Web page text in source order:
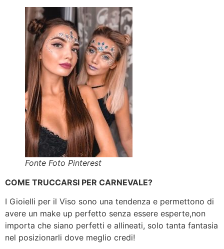
Fonte Foto Pinterest
COME TRUCCARSI PER CARNEVALE?
I Gioielli per il Viso sono una tendenza e permettono di
avere un make up perfetto senza essere esperte,non
importa che siano perfetti e allineati, solo tanta fantasia
nel posizionarli dove meglio credi!